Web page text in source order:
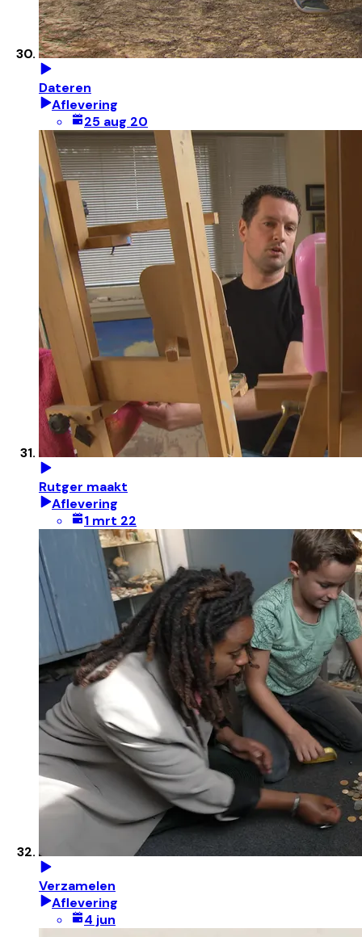
Dateren
Aflevering
25 aug 20
Rutger maakt
Aflevering
1 mrt 22
Verzamelen
Aflevering
4 jun